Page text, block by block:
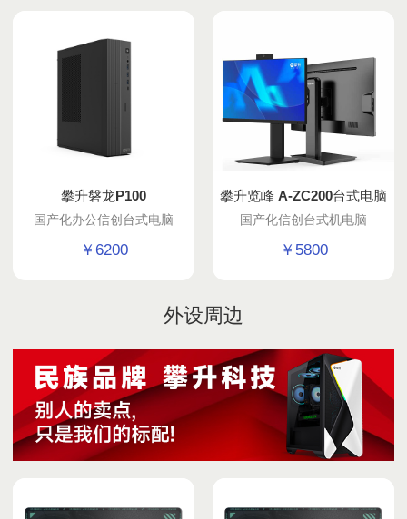
攀升磐龙P100
国产化办公信创台式电脑
￥ 6200
攀升览峰 A-ZC200台式电脑
国产化信创台式机电脑
￥ 5800
外设周边